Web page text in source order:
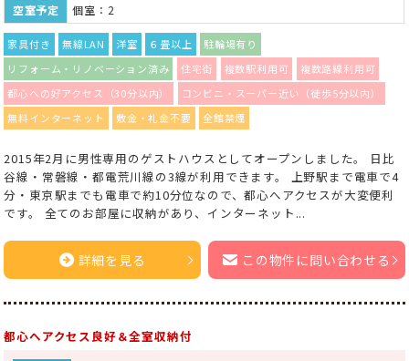
空室予定
個室：2
家具付き 無線LAN 洋室 ６畳以上
駐輪場有り
リフォーム・リノベーション済み
住宅街 複数駅利用可
複数路線利用可
都心への好アクセス（30分以内）
コンビニ・スーパー近い（徒歩5分以内）
無料インターネット
敷金・礼金不要 全館禁煙
2015年2月に男性専用のゲストハウスとしてオープンしました。 日比
谷線・常磐線・都電荒川線の3線が利用できます。 上野駅まで電車で4
分・東京駅までも電車で約10分位なので、都心へアクセスが大変便利
です。 全てのお部屋に収納があり、インターネット...
詳細を見る この物件に問い合わせる
都心へアクセス良好＆全室収納付